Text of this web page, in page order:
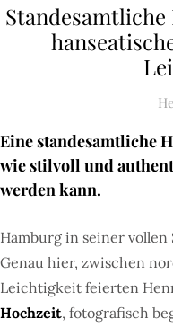
Eine standesamtliche
wie stilvoll und
werden kann.
Hamburg in seiner vollen
Genau hier, zwischen
Leichtigkeit feierten
Hochzeit, fotografisch